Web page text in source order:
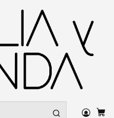
Fertilizante para Rosas